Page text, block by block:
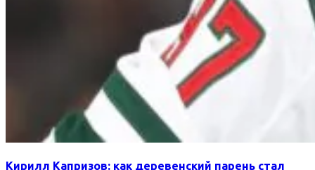
Кирилл Капризов: как деревенский парень стал